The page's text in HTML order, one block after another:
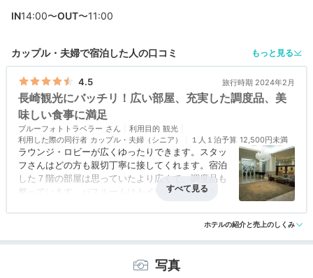
観光も絶景も満喫できる◎JR長崎駅からバスで約8分の好
1000万ドルの夜景をパノラマで眺める、レストランやラ
ウンジ
長崎の山海の幸を鉄板焼きで楽しむ夕食＆郷土グルメを
味わう朝食
IN14:00〜OUT〜11:00
カップル・夫婦で宿泊した人の口コミ もっと見る
4.5 旅行時期 2024年2月
長崎観光にバッチリ！広い部屋、充実した調度品、美
味しい食事に満足
ブルーフォトトラベラー 利用目的 観光
利用した際の同行者 カップル・夫婦（シニア） １人１泊予算 12,500円未満
ラウンジ・ロビーが広くゆったりできます。スタッ
フさんはどの方も親切丁寧に接してくれます。宿泊
した７階の部屋は思っていたより広くて、調度品も
整っています。バスルームはトイレと一体ではある
プがガラス製なのも高級感があっていいです。ブッ
フェ式朝食レストランは最上階にあって、長崎港を
一望できるのが素晴らしい。九州長崎のメニューが
充実している。特に、はんぺんなどの練り物やみか
アクセス 4.5 コスパ 4.5 客室 4.5 接客対応 5.0 風呂 4.0
ホテルの紹介と売上のしくみ
写真